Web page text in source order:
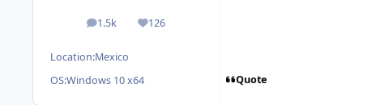
1.5k
posts 126
Reputation
Location:Mexico
OS:Windows 10 x64 Quote